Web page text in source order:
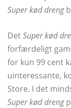
Super kød dreng
DetSuper kød
forfærdeligt
for kun 99 cent
uinteressante,
Store. I det
Super kød dreng